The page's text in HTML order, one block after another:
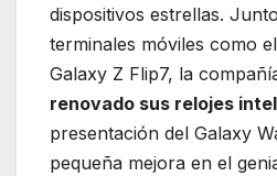
dispositivos estrellas.
terminales móviles como
Galaxy Z Flip7, la
renovado sus relojes
presentación del Galaxy
pequeña mejora en el